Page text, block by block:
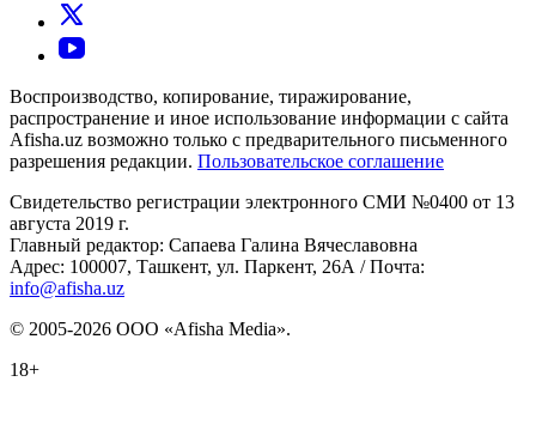
Воспроизводство, копирование, тиражирование,
распространение и иное использование информации с сайта
Afisha.uz возможно только с предварительного письменного
разрешения редакции. Пользовательское соглашение
Свидетельство регистрации электронного СМИ №0400 от 13
августа 2019 г.
Главный редактор: Сапаева Галина Вячеславовна
Адрес: 100007, Ташкент, ул. Паркент, 26А / Почта:
info@afisha.uz
© 2005-2026 ООО «Afisha Media».
18+